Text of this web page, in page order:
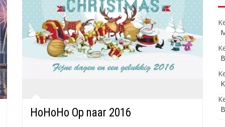
HoHoHo Op naar 2016